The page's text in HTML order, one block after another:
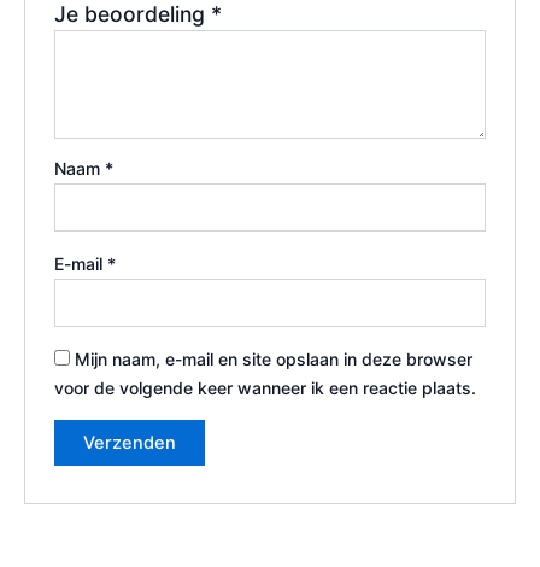
Je beoordeling *
Naam *
E-mail *
Mijn naam, e-mail en site opslaan in deze browser
voor de volgende keer wanneer ik een reactie plaats.